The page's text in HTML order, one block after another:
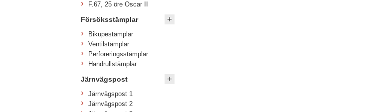
F.67, 25 öre Oscar II
Försöksstämplar
Bikupestämplar
Ventilstämplar
Perforeringsstämplar
Handrullstämplar
Järnvägspost
Järnvägspost 1
Järnvägspost 2